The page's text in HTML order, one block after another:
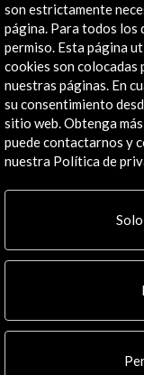
José Abascal, 4
28003 Madrid,
Canales de
Institucional
Actividades
Programa PICE
Residencias
Multimedia
Boletín digital
son estrictamente
página. Para todos los
permiso. Esta página
cookies son colocadas
nuestras páginas. En
su consentimiento
sitio web. Obtenga
puede contactarnos y
nuestra Política de